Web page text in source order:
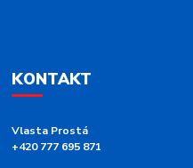
KONTAKT
Vlasta Prostá
+420 777 695 871